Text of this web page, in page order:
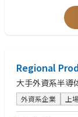
将来的に販売レン
ジションです。
・上記リレーショ
・案件発生時の戦
Regional
大手外資系半導
外資系企業 上